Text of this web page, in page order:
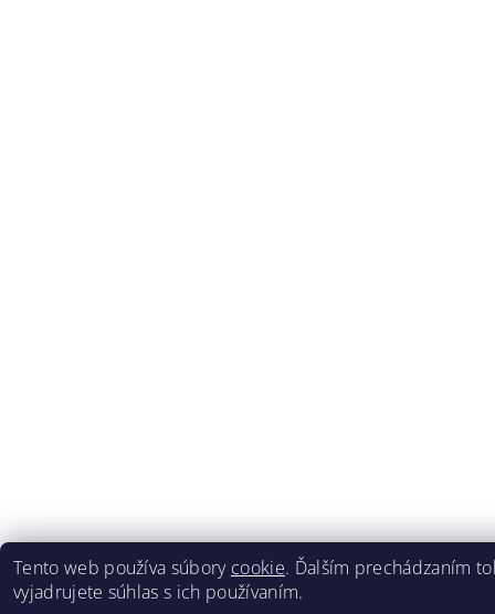
Tento web používa súbory cookie. Ďalším prechádzaním
vyjadrujete súhlas s ich používaním.